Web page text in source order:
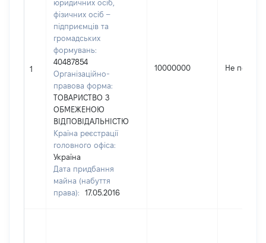
1
юридичних осіб,
фізичних осіб –
підприємців та
громадських
формувань:
40487854
Організаційно-
правова форма:
ТОВАРИСТВО З
ОБМЕЖЕНОЮ
ВІДПОВІДАЛЬНІСТЮ
Країна реєстрації
головного офіса:
Україна
Дата придбання
майна (набуття
права):
17.05.2016
10000000 Не